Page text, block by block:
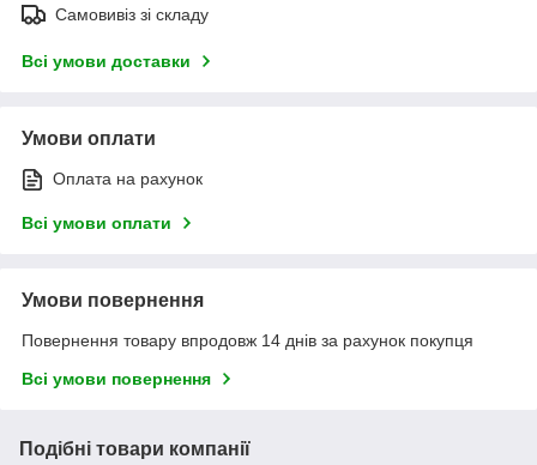
Самовивіз зі складу
Всі умови доставки
Умови оплати
Оплата на рахунок
Всі умови оплати
Умови повернення
Повернення товару впродовж 14 днів за рахунок покупця
Всі умови повернення
Подібні товари компанії